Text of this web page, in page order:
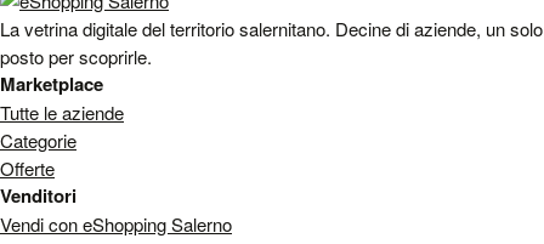
La vetrina digitale del territorio salernitano. Decine di aziende, un solo
posto per scoprirle.
Marketplace
Tutte le aziende
Categorie
Offerte
Venditori
Vendi con eShopping Salerno